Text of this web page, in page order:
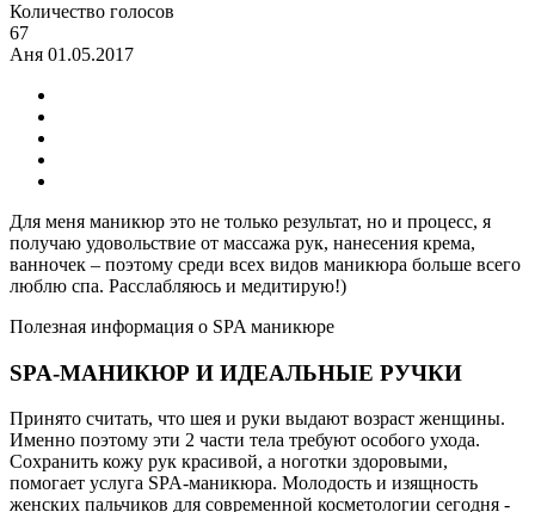
Количество голосов
67
Аня 01.05.2017
Для меня маникюр это не только результат, но и процесс, я
получаю удовольствие от массажа рук, нанесения крема,
ванночек – поэтому среди всех видов маникюра больше всего
люблю спа. Расслабляюсь и медитирую!)
Полезная информация о SPA маникюре
SPA-МАНИКЮР И ИДЕАЛЬНЫЕ РУЧКИ
Принято считать, что шея и руки выдают возраст женщины.
Именно поэтому эти 2 части тела требуют особого ухода.
Сохранить кожу рук красивой, а ноготки здоровыми,
помогает услуга SPA-маникюра. Молодость и изящность
женских пальчиков для современной косметологии сегодня -